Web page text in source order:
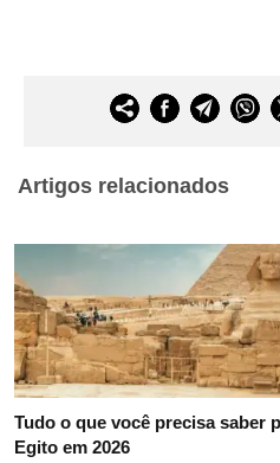
Artigos relacionados
Tudo o que você precisa saber
Egito em 2026